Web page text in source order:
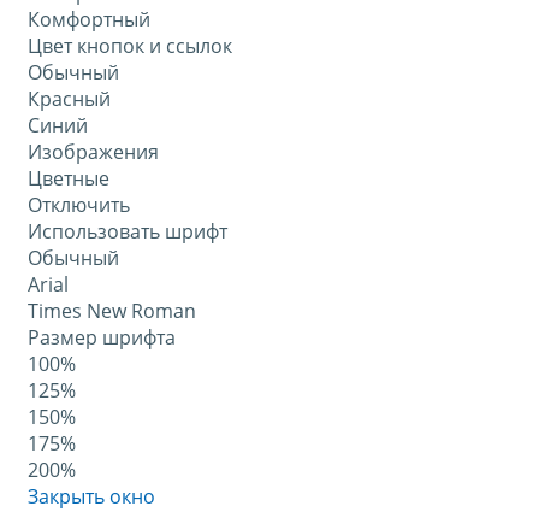
Комфортный
Цвет кнопок и ссылок
Обычный
Красный
Синий
Изображения
Цветные
Отключить
Использовать шрифт
Обычный
Arial
Times New Roman
Размер шрифта
100%
125%
150%
175%
200%
Закрыть окно